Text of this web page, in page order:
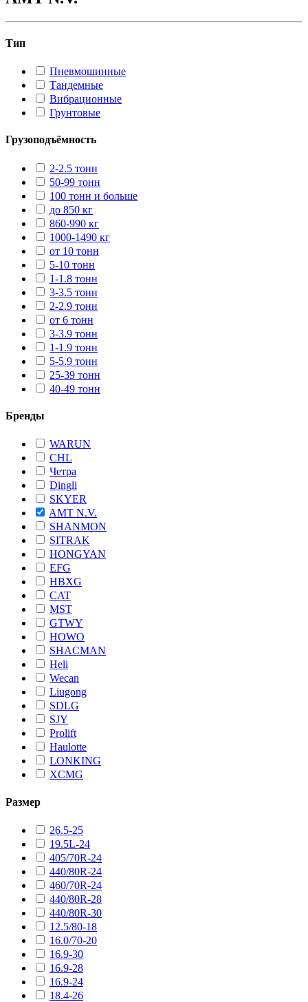
Тип
Пневмошинные
Тандемные
Вибрационные
Грунтовые
Грузоподъёмность
2-2.5 тонн
50-99 тонн
100 тонн и больше
до 850 кг
860-990 кг
1000-1490 кг
от 10 тонн
5-10 тонн
1-1.8 тонн
3-3.5 тонн
2-2.9 тонн
от 6 тонн
3-3.9 тонн
1-1.9 тонн
5-5.9 тонн
25-39 тонн
40-49 тонн
Бренды
WARUN
CHL
Четра
Dingli
SKYER
AMT N.V.
SHANMON
SITRAK
HONGYAN
EFG
HBXG
CAT
MST
GTWY
HOWO
SHACMAN
Heli
Wecan
Liugong
SDLG
SJY
Prolift
Haulotte
LONKING
XCMG
Размер
26.5-25
19.5L-24
405/70R-24
440/80R-24
460/70R-24
440/80R-28
440/80R-30
12.5/80-18
16.0/70-20
16.9-30
16.9-28
16.9-24
18.4-26